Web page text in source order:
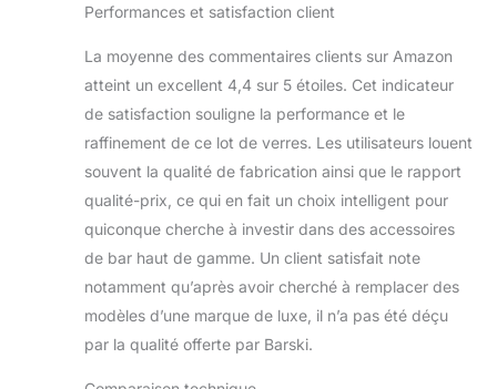
Performances et satisfaction client
La moyenne des commentaires clients sur Amazon
atteint un excellent 4,4 sur 5 étoiles. Cet indicateur
de satisfaction souligne la performance et le
raffinement de ce lot de verres. Les utilisateurs louent
souvent la qualité de fabrication ainsi que le rapport
qualité-prix, ce qui en fait un choix intelligent pour
quiconque cherche à investir dans des accessoires
de bar haut de gamme. Un client satisfait note
notamment qu’après avoir cherché à remplacer des
modèles d’une marque de luxe, il n’a pas été déçu
par la qualité offerte par Barski.